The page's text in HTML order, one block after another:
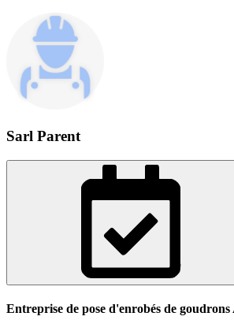
Sarl Parent
Entreprise de pose d'enrobés de goudrons